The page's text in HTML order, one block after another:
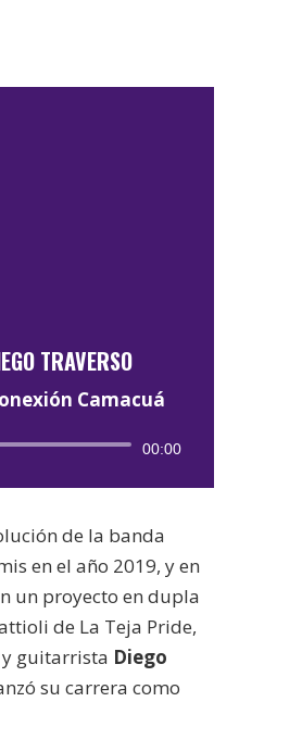
TRAVERSO
Camacuá
Reproductor
00:00
de la banda
en el año 2019, y en
un proyecto en dupla
de La Teja Pride,
guitarrista Diego
su carrera como